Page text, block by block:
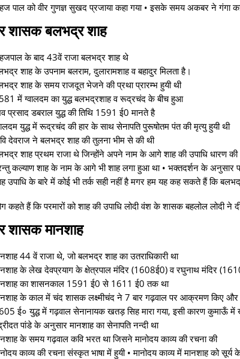
पाल को वीर गुणज्ञ सुखद प्रजाया कहा गया • इसके समय अकबर ने गंगा
शासक बलभद्र शाह
के बाद 43वें राजा बलभद्र शाह थे
शाह के उपनाम बलराम, दुलारामशाह व बहादुर मिलता है।
शाह के समय राजदूत भेजने की प्रथा प्रारम्भ हुयी थी
में ग्वालदम का युद्ध बलभद्रशाह व रूद्रचंद के बीच हुआ
प्रसाद डबराल युद्ध की तिथि 1591 ई0 मानते है
युद्ध में रूद्रचंद की हार के साथ सेनापति पुरूषोतम पंत की मृत्यु हुयी थी
देवराज ने बलभद्र शाह की तुलना भीम से की थी
शाह प्रथम राजा थे जिन्होंने अपने नाम के आगे शाह की उपाधि धारण की
कल्याण शाह के नाम के आगे भी शाह लगा हुआ था • भक्तदर्शन के अनुसार
उपाधि के बारे में कोई भी तर्क सही नहीं है मगर हम यह कह सकते हैं कि
कहते हैं कि परमारों को शाह की उपाधि लोदी वंश के शासक बहलोल लोदी ने
शासक मानशाह
44 वें राजा थे, जो बलभद्र शाह का उतराधिकारी था
के लेख देवप्रयाग के क्षेत्रपाल मंदिर (1608ई0) व रघुनाथ मंदिर
का शासनकाल 1591 ई0 से 1611 ई0 तक था
के काल में चंद शासक लक्ष्मीचंद ने 7 बार गढ़वाल पर आक्रमण किए और
ई० युद्ध में गढ़वाल सेनानायक खतड़ सिह मारा गया, इसी कारण कुमाऊँ में
पांडे के अनुसार मानशाह का सेनापति नन्दी था
के समय गढ़वाल कवि भरत था जिसने मानोदय काव्य की रचना की
काव्य की रचना संस्कृत भाषा में हुयी • मानोदय काव्य में मानशाह को